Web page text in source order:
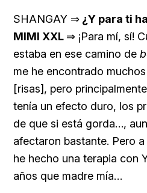
SHANGAY ⇒ ¿Y para ti
MIMI XXL ⇒ ¡Para mí, sí!
estaba en ese camino de
me he encontrado
[risas], pero
tenía un efecto duro, los
de que si está gorda…,
afectaron bastante. Pero
he hecho una terapia con
años que madre mía…